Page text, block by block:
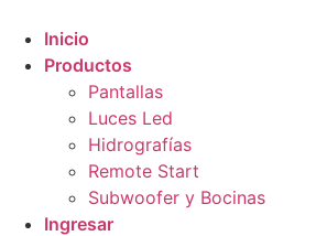
Inicio
Productos
Pantallas
Luces Led
Hidrografías
Remote Start
Subwoofer y Bocinas
Ingresar